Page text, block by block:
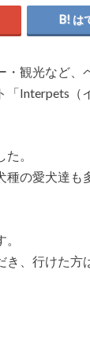
は
観光など、
Interpets（
。
の愛犬達も
、行けた方